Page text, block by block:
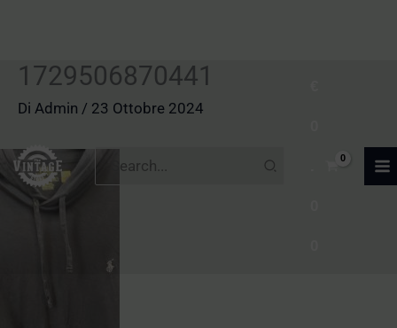
1729506870441
Di Admin / 23 Ottobre 2024